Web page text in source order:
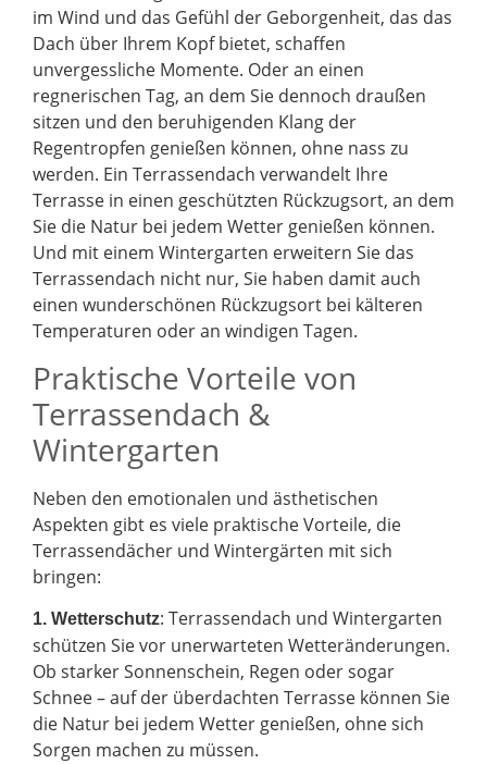
im Wind und das Gefühl der Geborgenheit, das das
Dach über Ihrem Kopf bietet, schaffen
unvergessliche Momente. Oder an einen
regnerischen Tag, an dem Sie dennoch draußen
sitzen und den beruhigenden Klang der
Regentropfen genießen können, ohne nass zu
werden. Ein Terrassendach verwandelt Ihre
Terrasse in einen geschützten Rückzugsort, an dem
Sie die Natur bei jedem Wetter genießen können.
Und mit einem Wintergarten erweitern Sie das
Terrassendach nicht nur, Sie haben damit auch
einen wunderschönen Rückzugsort bei kälteren
Temperaturen oder an windigen Tagen.
Praktische Vorteile von
Terrassendach &
Wintergarten
Neben den emotionalen und ästhetischen
Aspekten gibt es viele praktische Vorteile, die
Terrassendächer und Wintergärten mit sich
bringen:
1. Wetterschutz: Terrassendach und Wintergarten
schützen Sie vor unerwarteten Wetteränderungen.
Ob starker Sonnenschein, Regen oder sogar
Schnee – auf der überdachten Terrasse können Sie
die Natur bei jedem Wetter genießen, ohne sich
Sorgen machen zu müssen.